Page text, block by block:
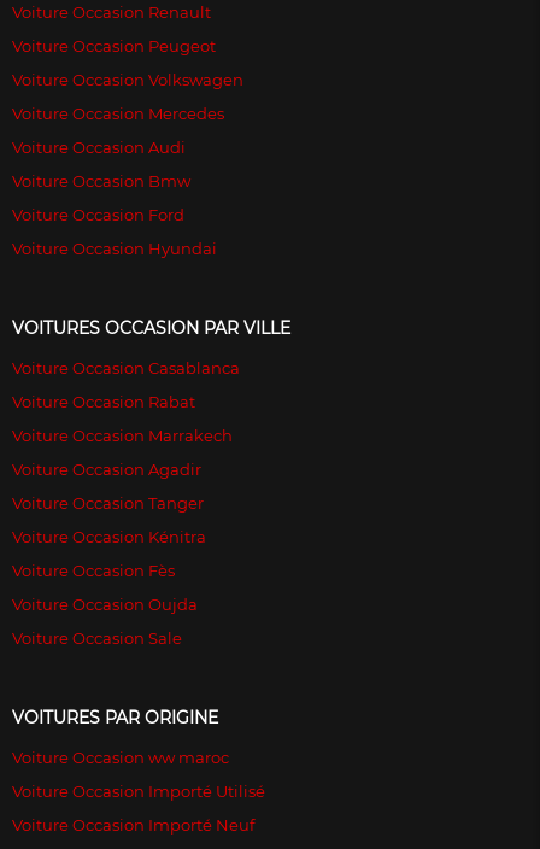
Voiture Occasion Renault
Voiture Occasion Peugeot
Voiture Occasion Volkswagen
Voiture Occasion Mercedes
Voiture Occasion Audi
Voiture Occasion Bmw
Voiture Occasion Ford
Voiture Occasion Hyundai
VOITURES OCCASION PAR VILLE
Voiture Occasion Casablanca
Voiture Occasion Rabat
Voiture Occasion Marrakech
Voiture Occasion Agadir
Voiture Occasion Tanger
Voiture Occasion Kénitra
Voiture Occasion Fès
Voiture Occasion Oujda
Voiture Occasion Sale
VOITURES PAR ORIGINE
Voiture Occasion ww maroc
Voiture Occasion Importé Utilisé
Voiture Occasion Importé Neuf